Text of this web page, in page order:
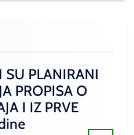
SU PLANIRANI
PROPISA O
I IZ PRVE